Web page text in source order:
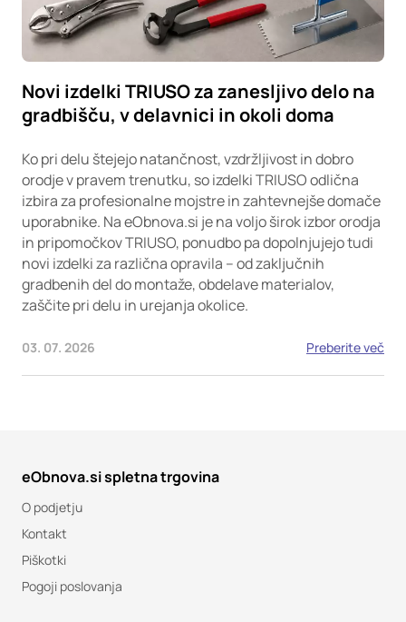
Novi izdelki TRIUSO za zanesljivo delo na
gradbišču, v delavnici in okoli doma
Ko pri delu štejejo natančnost, vzdržljivost in dobro
orodje v pravem trenutku, so izdelki TRIUSO odlična
izbira za profesionalne mojstre in zahtevnejše domače
uporabnike. Na eObnova.si je na voljo širok izbor orodja
in pripomočkov TRIUSO, ponudbo pa dopolnjujejo tudi
novi izdelki za različna opravila – od zaključnih
gradbenih del do montaže, obdelave materialov,
zaščite pri delu in urejanja okolice.
03. 07. 2026 Preberite več
eObnova.si spletna trgovina
O podjetju
Kontakt
Piškotki
Pogoji poslovanja